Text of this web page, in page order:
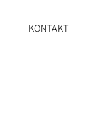
KONTAKT